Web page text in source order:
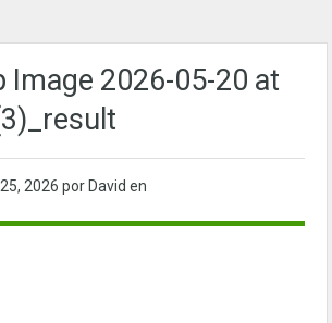
Image 2026-05-20 at
2026 por David en